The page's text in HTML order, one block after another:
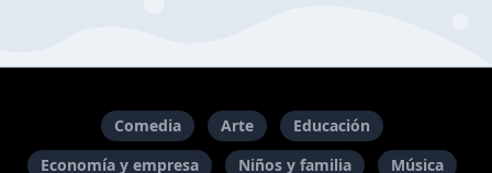
Comedia Arte
Educación
Economía y empresa
Niños y familia Música